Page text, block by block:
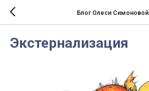
Блог Олеси Симоновой
Экстернализация